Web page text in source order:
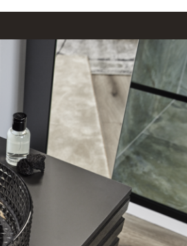
– Glostrup
Ringvej 35, 2605
Danmark